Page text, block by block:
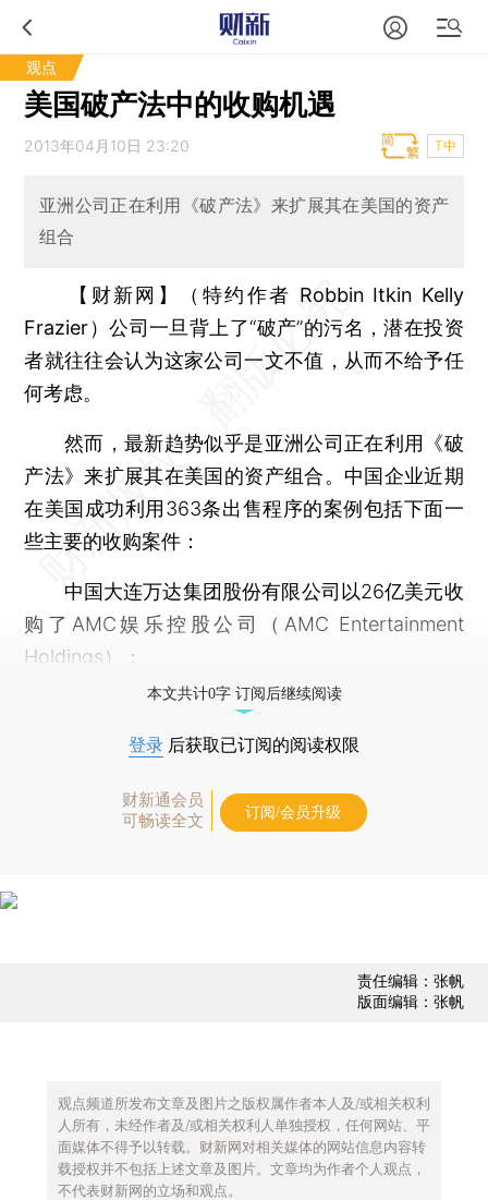
观点
美国破产法中的收购机遇
2013年04月10日 23:20 T中
亚洲公司正在利用《破产法》来扩展其在美国的资产
组合
【财新网】（特约作者 Robbin Itkin Kelly
Frazier）公司一旦背上了“破产”的污名，潜在投资
者就往往会认为这家公司一文不值，从而不给予任
何考虑。
然而，最新趋势似乎是亚洲公司正在利用《破
产法》来扩展其在美国的资产组合。中国企业近期
在美国成功利用363条出售程序的案例包括下面一
些主要的收购案件：
中国大连万达集团股份有限公司以26亿美元收
购了AMC娱乐控股公司（AMC Entertainment
Holdings）；
本文共计0字 订阅后继续阅读
登录 后获取已订阅的阅读权限
财新通会员
可畅读全文
订阅/会员升级
责任编辑：张帆
版面编辑：张帆
观点频道所发布文章及图片之版权属作者本人及/或相关权利
人所有，未经作者及/或相关权利人单独授权，任何网站、平
面媒体不得予以转载。财新网对相关媒体的网站信息内容转
载授权并不包括上述文章及图片。文章均为作者个人观点，
不代表财新网的立场和观点。